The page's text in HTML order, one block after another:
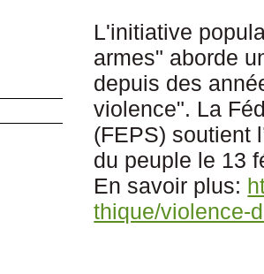
L'initiative
armes" aborde
depuis des
violence". La
(FEPS) soutient
du peuple le 13
En savoir plus:
thique/violence-